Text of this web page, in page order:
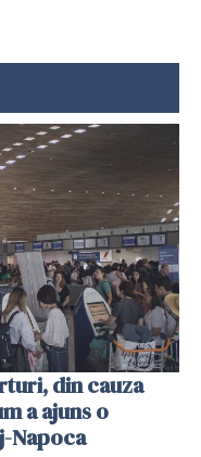
din cauza
a ajuns o
Napoca